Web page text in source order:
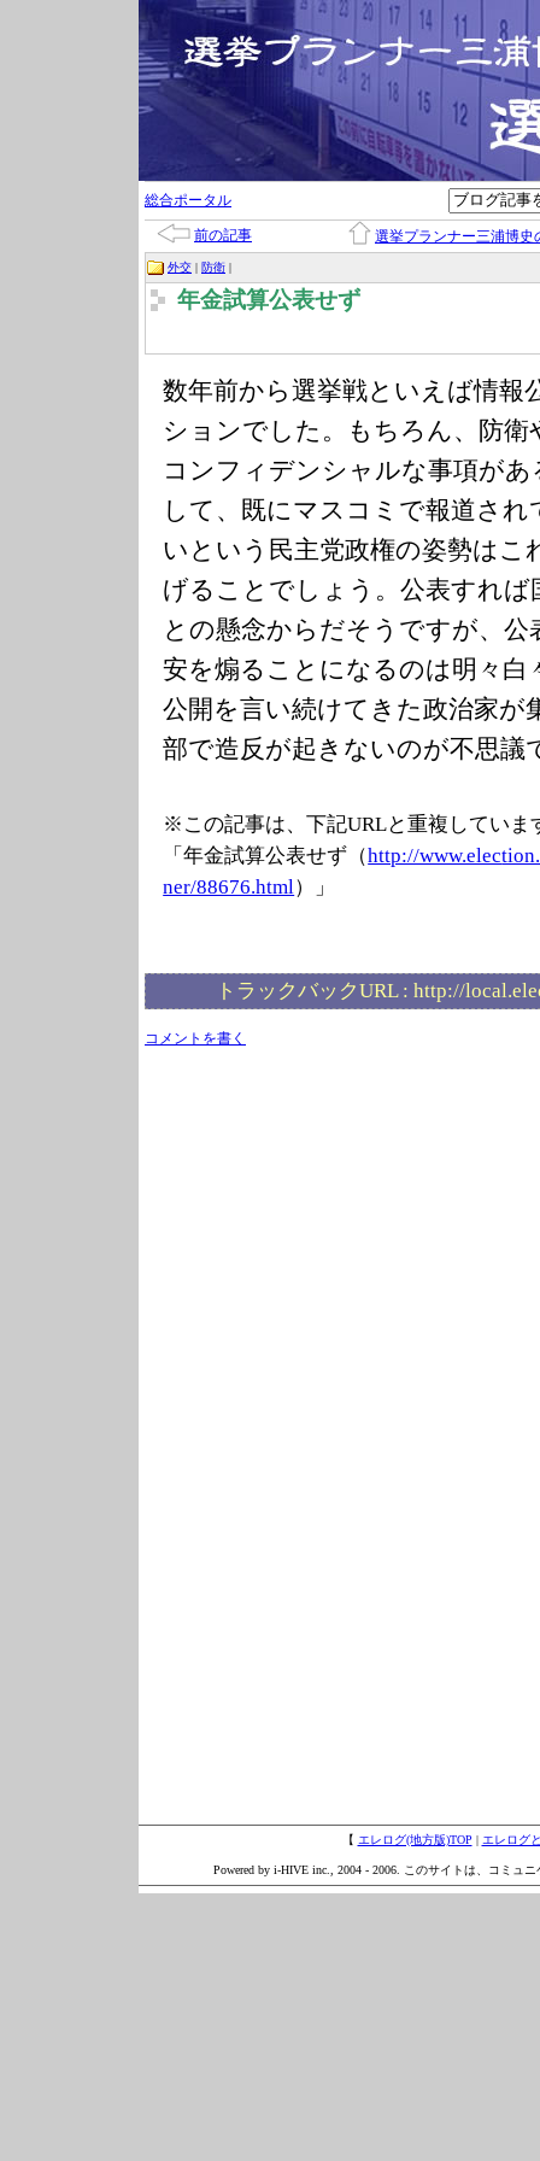
総合ポータル
前の記事 選挙プランナー三浦博史
外交 | 防衛 |
年金試算公表せず
数年前から選挙戦といえば情報
ションでした。もちろん、防衛
コンフィデンシャルな事項が
して、既にマスコミで報道さ
いという民主党政権の姿勢はこ
げることでしょう。公表すれば
との懸念からだそうですが、
安を煽ることになるのは明々白
公開を言い続けてきた政治家が
部で造反が起きないのが不思議
※この記事は、下記URLと重複していま
「年金試算公表せず（http://www.elec
ner/88676.html ）」
トラックバックURL : http://
コメントを書く
【 エレログ(地方版)TOP | エレログ
Powered by i-HIVE inc., 2004 - 2006. このサイトは、コミュ